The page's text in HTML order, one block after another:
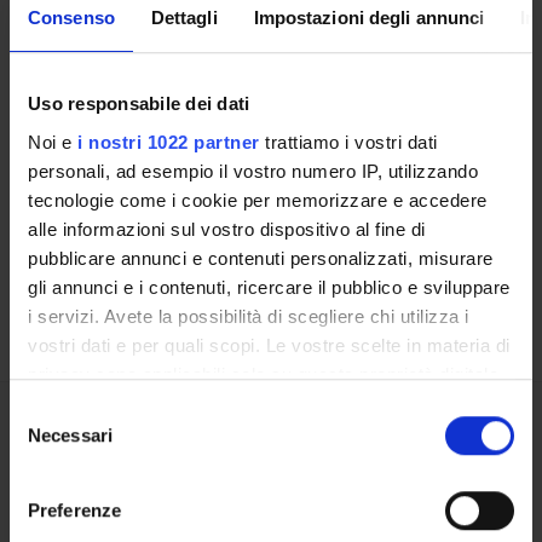
Consenso Dettagli Impostazioni degli annunci
Uso responsabile dei dati
Noi e i nostri 1022 partner trattiamo i vostri dati
personali, ad esempio il vostro numero IP, utilizzando
tecnologie come i cookie per memorizzare e accedere
alle informazioni sul vostro dispositivo al fine di
pubblicare annunci e contenuti personalizzati, misurare
gli annunci e i contenuti, ricercare il pubblico e sviluppare
i servizi. Avete la possibilità di scegliere chi utilizza i
vostri dati e per quali scopi. Le vostre scelte in materia di
privacy sono applicabili solo su questa proprietà digitale
modificare o revocare il proprio consenso in qualsiasi
momento dalla Dichiarazione sui cookie o facendo clic
delNecessari
Preferenze
CORSI DI STUDIO
Contatti
Persone
Luoghi
Calendario